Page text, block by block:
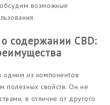
возможные
содержании CBD:
одним из компонентов
полезных свойств. Он не
в отличие от другого